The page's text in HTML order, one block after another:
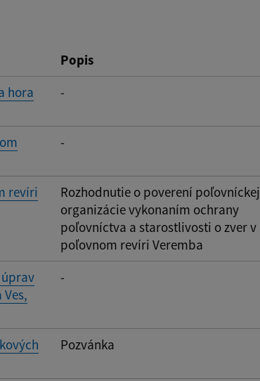
Popis
hora
-
-
revíri
Rozhodnutie o poverení poľovníckej
organizácie vykonaním ochrany
poľovníctva a starostlivosti o zver v
poľovnom revíri Veremba
-
Pozvánka